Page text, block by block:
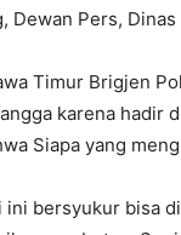
Dewan Pers,
Timur Brigjen
karena hadir
Siapa yang
ini bersyukur bisa